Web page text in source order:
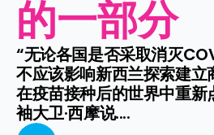
的一部分
“无论各国是否采取消灭
不应该影响新西兰探索建立
在疫苗接种后的世界中重新
袖大卫·西摩说....